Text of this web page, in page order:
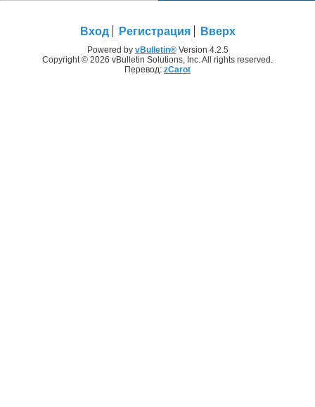
Вход Регистрация Вверх
Powered by vBulletin®Version 4.2.5
Copyright © 2026 vBulletin Solutions, Inc. All rights reserved.
Перевод: zCarot